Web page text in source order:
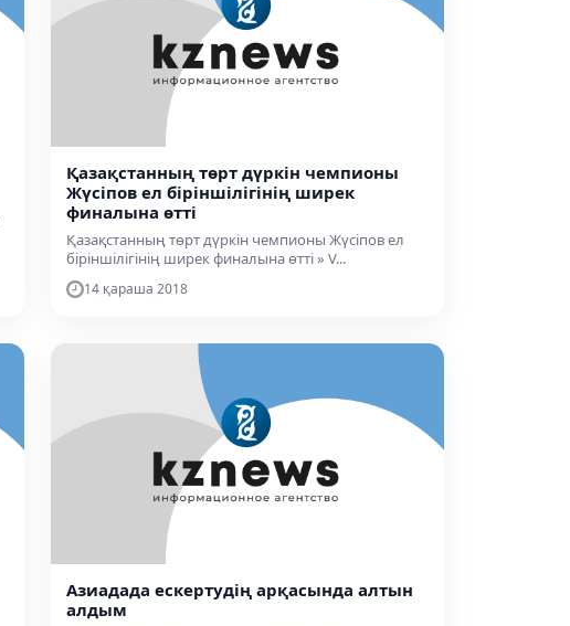
Қазақстанның төрт дүркін чемпионы
Жүсіпов ел біріншілігінің ширек
финалына өтті
Қазақстанның төрт дүркін чемпионы Жүсіпов ел
біріншілігінің ширек финалына өтті » V...
14 қараша 2018
Азиадада ескертудің арқасында алтын
алдым